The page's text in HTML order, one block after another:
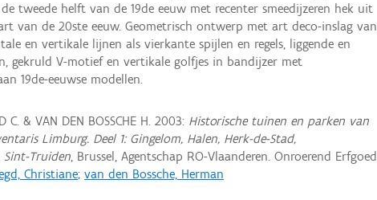
tweede helft van de 19de eeuw met recenter smeedijzeren hek uit
van de 20ste eeuw. Geometrisch ontwerp met art deco-inslag van
en vertikale lijnen als vierkante spijlen en regels, liggende en
gekruld V-motief en vertikale golfjes in bandijzer met
19de-eeuwse modellen.
C. & VAN DEN BOSSCHE H. 2003: Historische tuinen en parken van
Limburg. Deel 1: Gingelom, Halen, Herk-de-Stad,
Sint-Truiden , Brussel, Agentschap RO-Vlaanderen. Onroerend Erfgoed.
Christiane;van den Bossche, Herman